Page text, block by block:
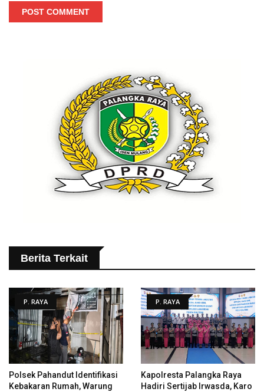
POST COMMENT
Berita Terkait
P. RAYA
Polsek Pahandut Identifikasi
Kebakaran Rumah, Warung
P. RAYA
Kapolresta Palangka Raya
Hadiri Sertijab Irwasda, Karo